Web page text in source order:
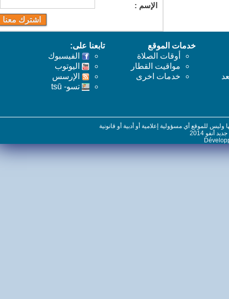
اﻹسم :
خدمات الموقع
أوقات الصلاة
مواقيت القطار
خدمات اخرى
تابعنا على:
الفيسبوك
اليوتوب
اﻹرسس
تسو- tsū
للموقع أي مسؤولية إعلامية أو أدبية أو قانونية
2014